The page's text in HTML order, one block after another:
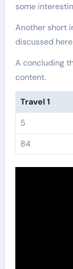
some
Another short
discussed
A concluding
content.
Travel 1
5
84